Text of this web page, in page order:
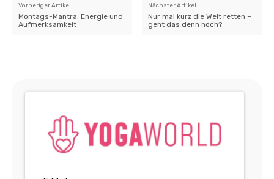
Vorheriger Artikel
Montags-Mantra: Energie und
Aufmerksamkeit
Nächster Artikel
Nur mal kurz die Welt retten –
geht das denn noch?